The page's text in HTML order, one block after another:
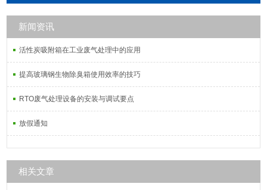
新闻资讯
活性炭吸附箱在工业废气处理中的应用
提高玻璃钢生物除臭箱使用效率的技巧
RTO废气处理设备的安装与调试要点
放假通知
相关文章